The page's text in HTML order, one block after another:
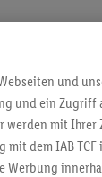
anmelden
und
und ein Zugriff
mit Ihrer
dem IAB TCF
Werbung